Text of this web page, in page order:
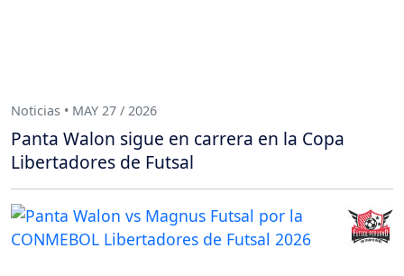
Noticias • MAY 27 / 2026
Panta Walon sigue en carrera en la Copa
Libertadores de Futsal